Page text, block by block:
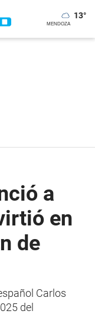
13°
a
en
de
Carlos
del